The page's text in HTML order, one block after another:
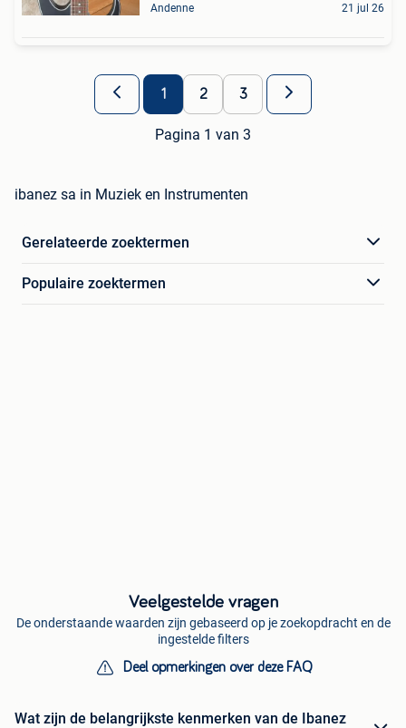
Andenne 21 jul 26
1 2 3
Pagina 1 van 3
ibanez sa in Muziek en Instrumenten
Gerelateerde zoektermen
Populaire zoektermen
Veelgestelde vragen
De onderstaande waarden zijn gebaseerd op je zoekopdracht en de
ingestelde filters
Deel opmerkingen over deze FAQ
Wat zijn de belangrijkste kenmerken van de Ibanez